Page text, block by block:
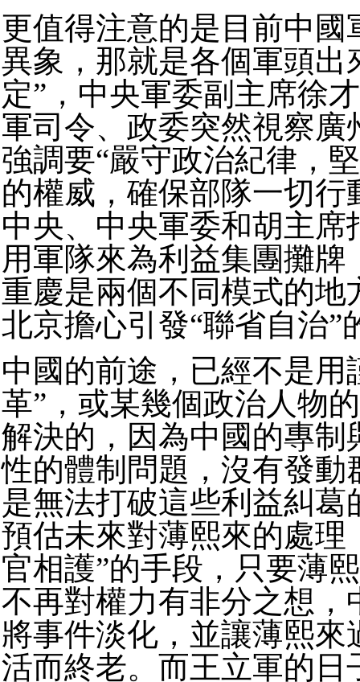
更值得注意的是目前中國
異象，那就是各個軍頭出
定”，中央軍委副主席徐
軍司令、政委突然視察廣
強調要“嚴守政治紀律，
的權威，確保部隊一切行
中央、中央軍委和胡主席
用軍隊來為利益集團攤牌
重慶是兩個不同模式的地
北京擔心引發“聯省自治”
中國的前途，已經不是用
革”，或某幾個政治人物
解決的，因為中國的專制
性的體制問題，沒有發動
是無法打破這些利益糾葛
預估未來對薄熙來的處理
官相護”的手段，只要薄
不再對權力有非分之想，
將事件淡化，並讓薄熙來
活而終老。而王立軍的日